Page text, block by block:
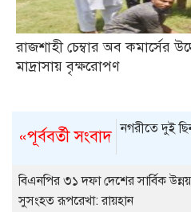
রাজশাহী চেম্বার অব কমার্সের
মাদ্রাসায় বৃক্ষরোপণ
«পূর্ববর্তী সংবাদ নগরীতে দুই
বিএনপির ৩১ দফা দেশের সার্বিক
সুসংহত রূপরেখা: রায়হান